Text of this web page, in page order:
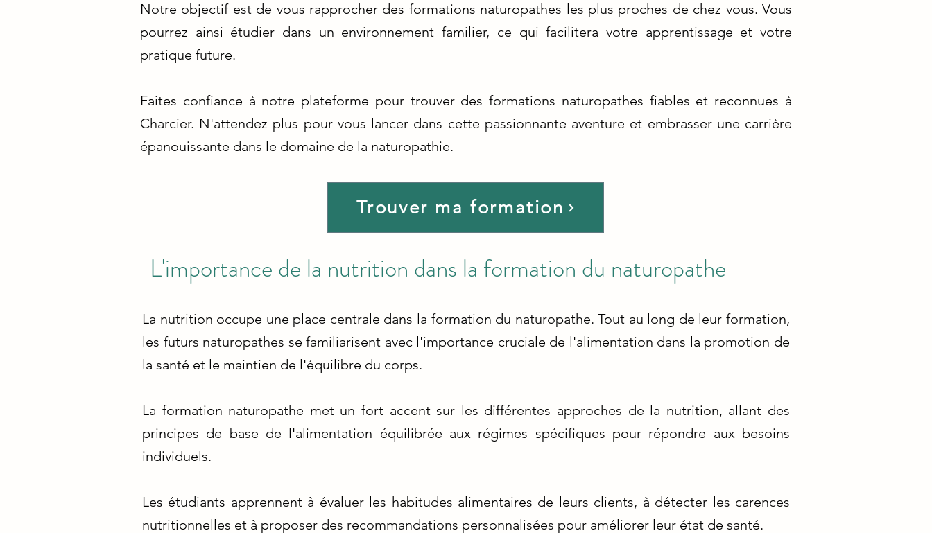
Notre objectif est de vous rapprocher des formations naturopathes les plus proches de chez vous. Vous
pourrez ainsi étudier dans un environnement familier, ce qui facilitera votre apprentissage et votre
pratique future.
Faites confiance à notre plateforme pour trouver des formations naturopathes fiables et reconnues à
Charcier. N'attendez plus pour vous lancer dans cette passionnante aventure et embrasser une carrière
épanouissante dans le domaine de la naturopathie.
Trouver ma formation
L'importance de la nutrition dans la formation du naturopathe
La nutrition occupe une place centrale dans la formation du naturopathe. Tout au long de leur formation,
les futurs naturopathes se familiarisent avec l'importance cruciale de l'alimentation dans la promotion de
la santé et le maintien de l'équilibre du corps.
La formation naturopathe met un fort accent sur les différentes approches de la nutrition, allant des
principes de base de l'alimentation équilibrée aux régimes spécifiques pour répondre aux besoins
individuels.
Les étudiants apprennent à évaluer les habitudes alimentaires de leurs clients, à détecter les carences
nutritionnelles et à proposer des recommandations personnalisées pour améliorer leur état de santé.